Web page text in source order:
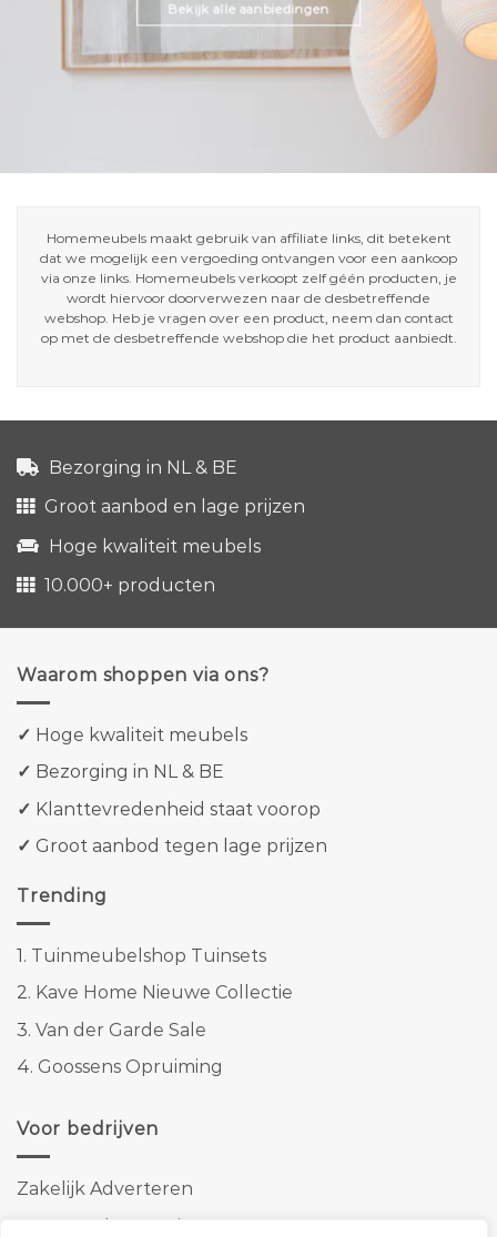
Bekijk alle aanbiedingen
Homemeubels maakt gebruik van affiliate links, dit betekent
dat we mogelijk een vergoeding ontvangen voor een aankoop
via onze links. Homemeubels verkoopt zelf géén producten, je
wordt hiervoor doorverwezen naar de desbetreffende
webshop. Heb je vragen over een product, neem dan contact
op met de desbetreffende webshop die het product aanbiedt.
Bezorging in NL & BE
Groot aanbod en lage prijzen
Hoge kwaliteit meubels
10.000+ producten
Waarom shoppen via ons?
✓ Hoge kwaliteit meubels
✓ Bezorging in NL & BE
✓ Klanttevredenheid staat voorop
✓ Groot aanbod tegen lage prijzen
Trending
1. Tuinmeubelshop Tuinsets
2. Kave Home Nieuwe Collectie
3. Van der Garde Sale
4. Goossens Opruiming
Voor bedrijven
Zakelijk Adverteren
Banner advertenties